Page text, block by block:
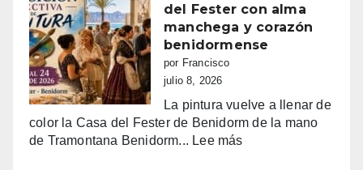
las
hasta
del Fester con alma
manchega y corazón
benidormense
por Francisco
julio 8, 2026
La pintura vuelve a llenar de
color la Casa del Fester de Benidorm de la mano
de Tramontana Benidorm... Lee más: